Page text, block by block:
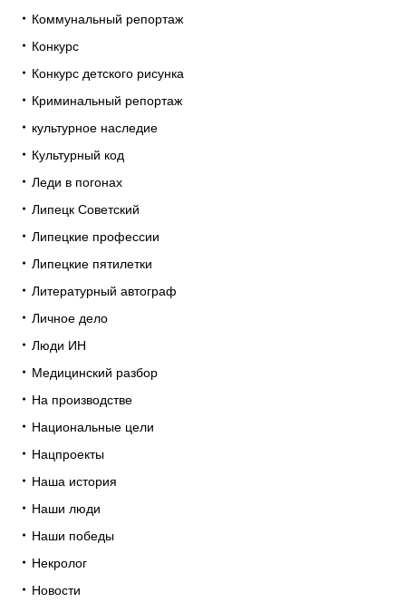
Коммунальный репортаж
Конкурс
Конкурс детского рисунка
Криминальный репортаж
культурное наследие
Культурный код
Леди в погонах
Липецк Советский
Липецкие профессии
Липецкие пятилетки
Литературный автограф
Личное дело
Люди ИН
Медицинский разбор
На производстве
Национальные цели
Нацпроекты
Наша история
Наши люди
Наши победы
Некролог
Новости